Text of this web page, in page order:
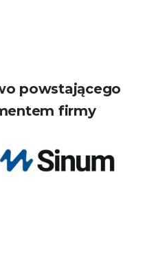
powstającego
firmy